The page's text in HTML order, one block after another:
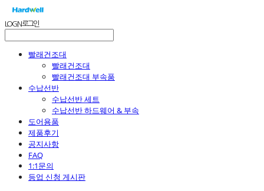
LOG IN로그인
빨래건조대
빨래건조대
빨래건조대 부속품
수납선반
수납선반 세트
수납선반 하드웨어 & 부속
도어용품
제품후기
공지사항
FAQ
1:1문의
등업 신청 게시판